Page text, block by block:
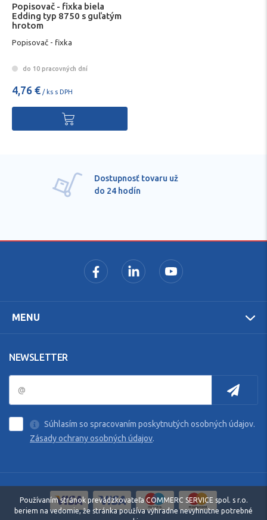
Popisovač - fixka biela
Edding typ 8750 s guľatým
hrotom
Popisovač - fixka
do 10 pracovných dní
4,76 € / ks s DPH
Pre každú položku
technické kvalifikované
MENU
NEWSLETTER
Súhlasím so spracovaním poskytnutých osobných údajov.
Zásady ochrany osobných údajov.
Používaním stránok prevádzkovateľa COMMERC SERVICE spol. s r.o.
beriem na vedomie, že stránka používa výhradne nevyhnutne potrebné